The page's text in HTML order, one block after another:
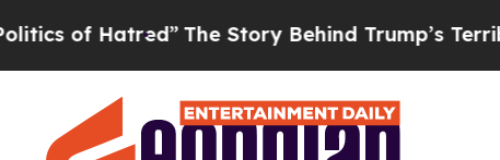
of Hatred”The Story Behind Trump’s Terrible